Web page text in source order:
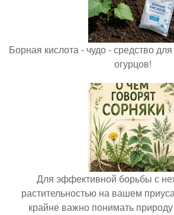
Борная кислота - чудо - средство
огурцов!
Для эффективной борьбы с
растительностью на вашем
крайне важно понимать